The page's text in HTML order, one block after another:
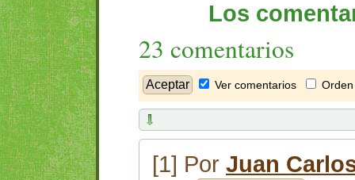
Los
23 comentarios
Ver comentarios
[1] Por Juan